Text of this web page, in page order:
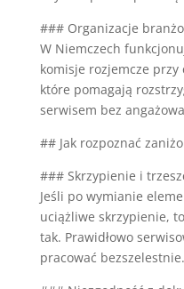
### Organizacje
W Niemczech
komisje rozjemcze
które pomagają
serwisem bez
## Jak rozpoznać
### Skrzypienie i
Jeśli po wymianie
uciążliwe skrzypienie,
tak. Prawidłowo
pracować bezszelestnie.